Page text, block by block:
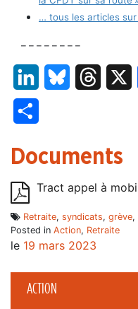
ACTION
… tous les articles
– – – – – – – –
LinkedInBluesky
Documents
Tract appel à
Retraite, syndicats, grève,
Posted in Action, Retraite
le 19 mars 2023